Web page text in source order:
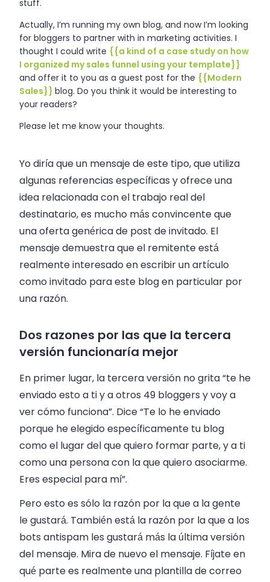
stuff.
Actually, I’m running my own blog, and now I’m looking
for bloggers to partner with in marketing activities. I
thought I could write {{a kind of a case study on how
I organized mysales funnel using your template}}
and offer it to you as a guest post for the {{Modern
Sales}} blog. Do you think it would be interesting to
your readers?
Please let me know your thoughts.
Yo diría que un mensaje de este tipo, que utiliza
algunas referencias específicas y ofrece una
idea relacionada con el trabajo real del
destinatario, es mucho más convincente que
una oferta genérica de post de invitado. El
mensaje demuestra que el remitente está
realmente interesado en escribir un artículo
como invitado para este blog en particular por
una razón.
Dos razones por las que la tercera
versión funcionaría mejor
En primer lugar, la tercera versión no grita “te he
enviado esto a ti y a otros 49 bloggers y voy a
ver cómo funciona”. Dice “Te lo he enviado
porque he elegido específicamente tu blog
como el lugar del que quiero formar parte, y a ti
como una persona con la que quiero asociarme.
Eres especial para mí”.
Pero esto es sólo la razón por la que a la gente
le gustará. También está la razón por la que a los
bots antispam les gustará más la última versión
del mensaje. Mira de nuevo el mensaje. Fíjate en
qué parte es realmente una plantilla de correo